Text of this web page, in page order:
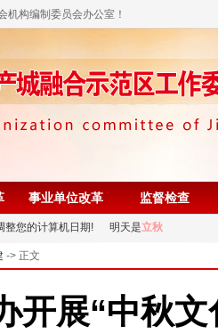
机构编制委员会办公室！
事业单位改革 监督检查
整您的计算机日期! 明天是立秋
-> 正文
开展“中秋